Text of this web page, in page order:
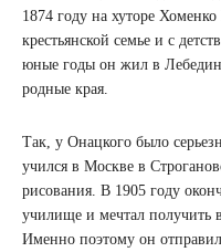
1874 году на хуторе
крестьянской семье и с
юные годы он жил в
родные края.
Так, у Онацкого было
учился в Москве в
рисования. В 1905 году
училище и мечтал получить
Именно поэтому он